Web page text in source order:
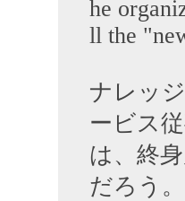
he
ll the
ナレッ
ービス
は、終
だろう